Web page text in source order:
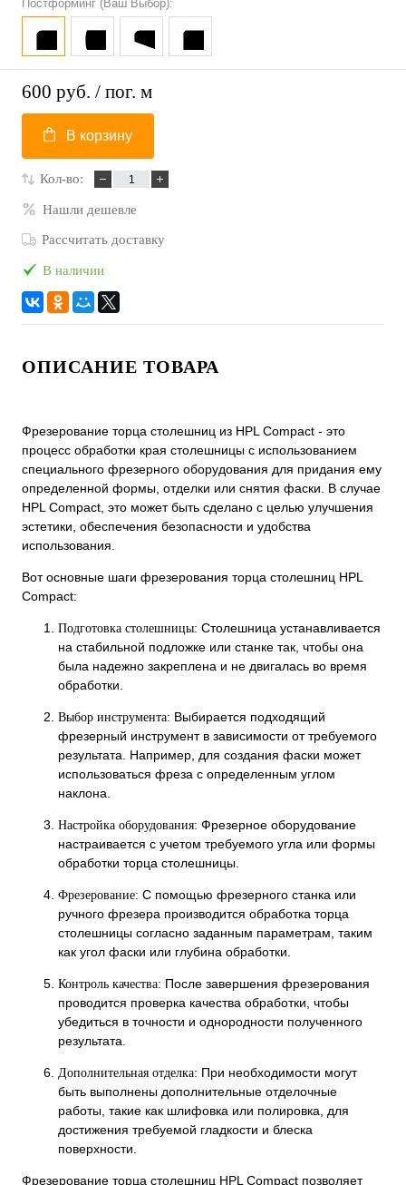
Постформинг (Ваш Выбор):
600 руб. / пог. м
В корзину
Кол-во:
Нашли дешевле
Рассчитать доставку
В наличии
ОПИСАНИЕ ТОВАРА
Фрезерование торца столешниц из HPL Compact - это
процесс обработки края столешницы с использованием
специального фрезерного оборудования для придания ему
определенной формы, отделки или снятия фаски. В случае
HPL Compact, это может быть сделано с целью улучшения
эстетики, обеспечения безопасности и удобства
использования.
Вот основные шаги фрезерования торца столешниц HPL
Compact:
Подготовка столешницы: Столешница устанавливается
на стабильной подложке или станке так, чтобы она
была надежно закреплена и не двигалась во время
обработки.
Выбор инструмента: Выбирается подходящий
фрезерный инструмент в зависимости от требуемого
результата. Например, для создания фаски может
использоваться фреза с определенным углом
наклона.
Настройка оборудования: Фрезерное оборудование
настраивается с учетом требуемого угла или формы
обработки торца столешницы.
Фрезерование: С помощью фрезерного станка или
ручного фрезера производится обработка торца
столешницы согласно заданным параметрам, таким
как угол фаски или глубина обработки.
Контроль качества: После завершения фрезерования
проводится проверка качества обработки, чтобы
убедиться в точности и однородности полученного
результата.
Дополнительная отделка: При необходимости могут
быть выполнены дополнительные отделочные
работы, такие как шлифовка или полировка, для
достижения требуемой гладкости и блеска
поверхности.
Фрезерование торца столешниц HPL Compact позволяет